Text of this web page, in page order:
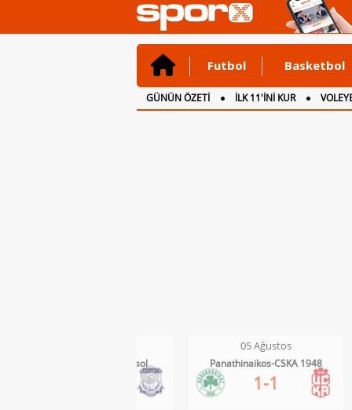
Futbol Basketbol
GÜNÜN ÖZETİ İLK 11'İNİ KUR
CANLI ANLATIM
İNGİLTERE
<
Panathinaikos-CSKA 1948
06 Ağustos
Boca Juniors-Estudiantes
1-0